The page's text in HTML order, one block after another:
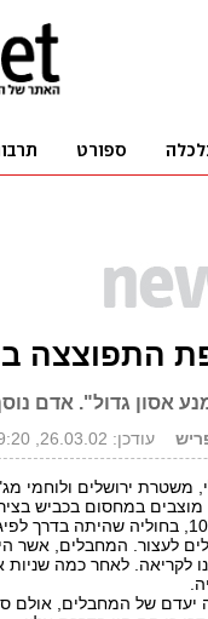
התפוצצה
אסון גדול". אדם
עודכן: 26.03.02, 19:20
משטרת ירושלים ולוחמי
מוצבים במחסום בכביש בציר
לעצור. המחבלים, אשר
לקריאה. לאחר כמה
יעדם של המחבלים, אולם